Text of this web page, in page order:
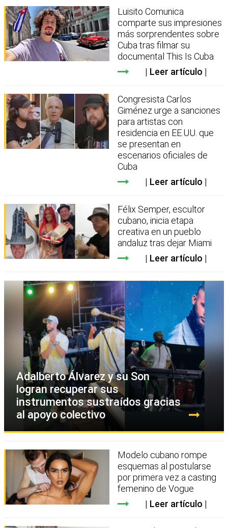
Luisito Comunica
comparte sus impresiones
más sorprendentes sobre
Cuba tras filmar su
documental This Is Cuba
Leer artículo
Congresista Carlos
Giménez urge a sanciones
para artistas con
residencia en EE.UU. que
se presentan en
escenarios oficiales de
Cuba
Leer artículo
Félix Semper, escultor
cubano, inicia etapa
creativa en un pueblo
andaluz tras dejar Miami
Leer artículo
Adalberto Álvarez y su Son
logran recuperar sus
instrumentos sustraídos gracias
al apoyo colectivo
Modelo cubano rompe
esquemas al postularse
por primera vez a casting
femenino de Vogue
Leer artículo